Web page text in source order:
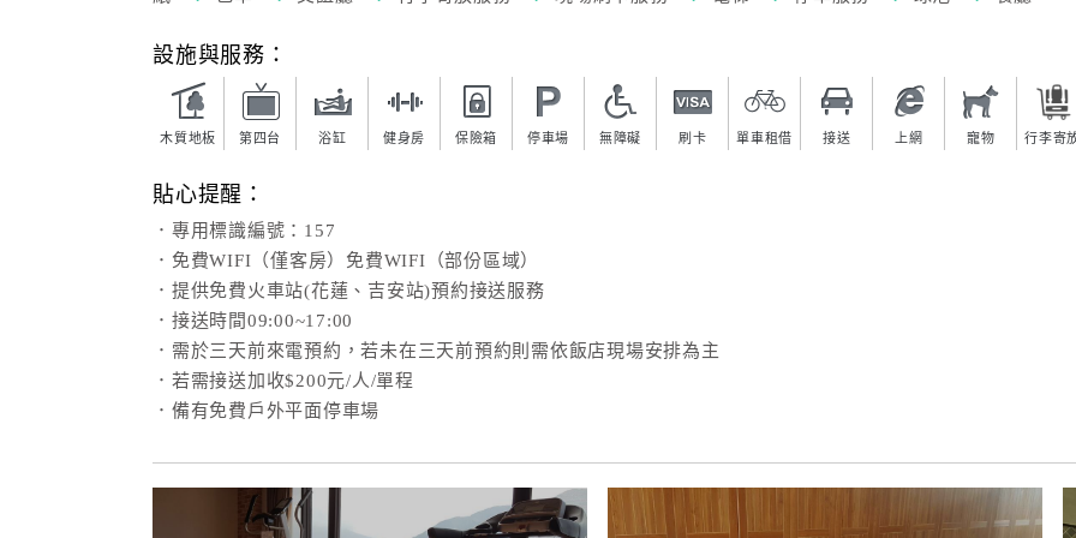
設施與服務：
木質地板 第四台 浴缸 健身房 保險箱 停車場 無障礙 刷卡 單車租借 接送 上網 寵物 行李寄
貼心提醒：
．專用標識編號：157
．免費WIFI（僅客房）免費WIFI（部份區域）
．提供免費火車站(花蓮、吉安站)預約接送服務
．接送時間09:00~17:00
．需於三天前來電預約，若未在三天前預約則需依飯店現場安排為主
．若需接送加收$200元/人/單程
．備有免費戶外平面停車場